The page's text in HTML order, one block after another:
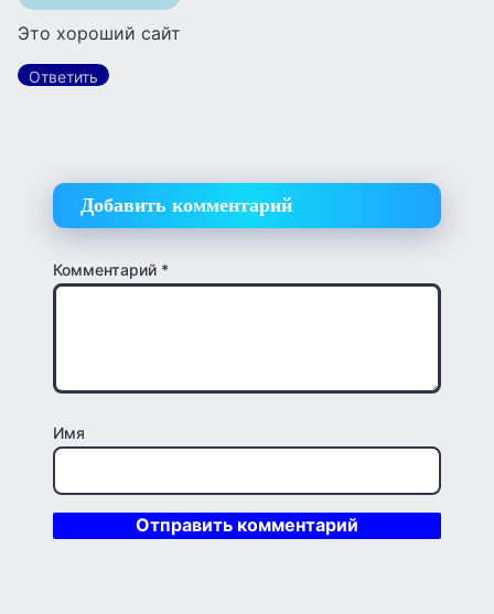
Это хороший сайт
Ответить
Добавить комментарий
Комментарий *
Имя